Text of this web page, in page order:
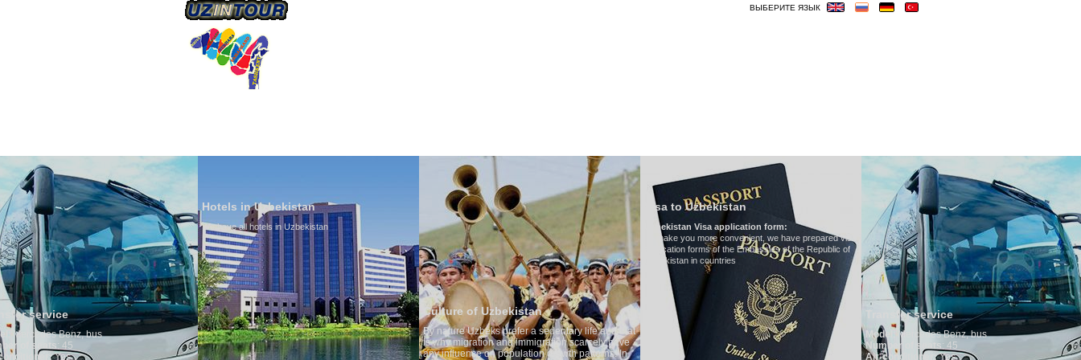
ВЫБЕРИТЕ ЯЗЫК
Hotels in Uzbekistan
We have all hotels in Uzbekistan
Culture of Uzbekistan
By nature Uzbeks prefer a sedentary life and that
is why migration and immigration scarcely have
any influence on population growth patterns. In
Visa to Uzbekistan
Uzbekistan Visa application form:
To make you more convenient, we have prepared visa
application forms of the Embassies of the Republic of
Uzbekistan in countries
Transfer service
Model:Mercedes Benz, bus
Number of seats
Air-conditioner:
Hotels in
We have all hotels in